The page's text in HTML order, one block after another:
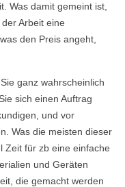
Was damit gemeint ist,
Arbeit eine
den Preis angeht,
ganz wahrscheinlich
sich einen Auftrag
und vor
Was die meisten dieser
Zeit für zb eine einfache
und Geräten
die gemacht werden